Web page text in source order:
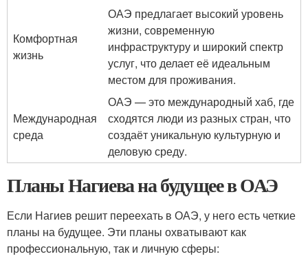
Комфортная
жизнь
ОАЭ предлагает высокий уровень
жизни, современную
инфраструктуру и широкий спектр
услуг, что делает её идеальным
местом для проживания.
Международная
среда
ОАЭ — это международный хаб, где
сходятся люди из разных стран, что
создаёт уникальную культурную и
деловую среду.
Планы Нагиева на будущее в ОАЭ
Если Нагиев решит переехать в ОАЭ, у него есть четкие
планы на будущее. Эти планы охватывают как
профессиональную, так и личную сферы: